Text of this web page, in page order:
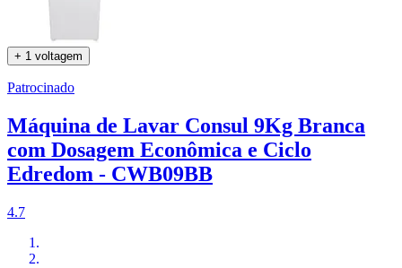
+ 1 voltagem
Patrocinado
Máquina de Lavar Consul 9Kg Branca
com Dosagem Econômica e Ciclo
Edredom - CWB09BB
4.7